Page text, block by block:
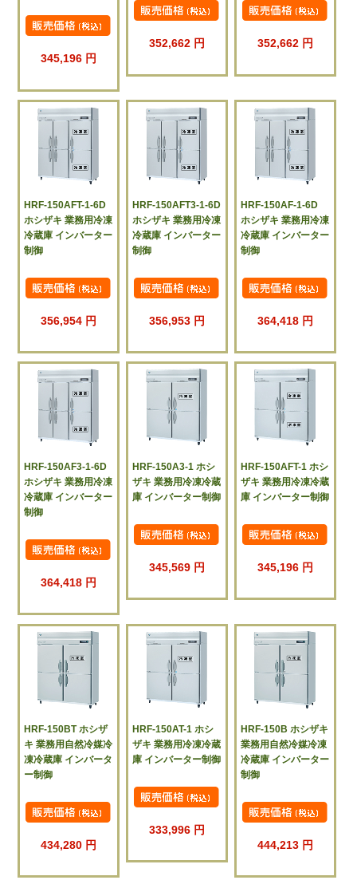
345,196 円
352,662 円 352,662 円
HRF-150AFT-1-6D
ホシザキ 業務用冷凍
冷蔵庫 インバーター
制御
356,954 円
HRF-150AFT3-1-6D
ホシザキ 業務用冷凍
冷蔵庫 インバーター
制御
356,953 円
HRF-150AF-1-6D
ホシザキ 業務用冷凍
冷蔵庫 インバーター
制御
364,418 円
HRF-150AF3-1-6D
ホシザキ 業務用冷凍
冷蔵庫 インバーター
制御
364,418 円
HRF-150A3-1 ホシ
ザキ 業務用冷凍冷蔵
庫 インバーター制御
345,569 円
HRF-150AFT-1 ホシ
ザキ 業務用冷凍冷蔵
庫 インバーター制御
345,196 円
HRF-150BT ホシザ
キ 業務用自然冷媒冷
凍冷蔵庫 インバータ
ー制御
434,280 円
HRF-150AT-1 ホシ
ザキ 業務用冷凍冷蔵
庫 インバーター制御
333,996 円
HRF-150B ホシザキ
業務用自然冷媒冷凍
冷蔵庫 インバーター
制御
444,213 円